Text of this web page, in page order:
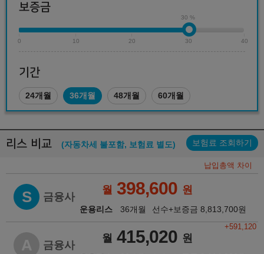
보증금
30 %
0 10 20 30 40
기간
24개월 36개월 48개월 60개월
리스 비교 (자동차세 불포함, 보험료 별도) 보험료 조회하기
납입총액 차이
S 금융사
운용리스
월 398,600 원
36개월 선수+보증금 8,813,700원
A 금융사
월 415,020 원
+591,120